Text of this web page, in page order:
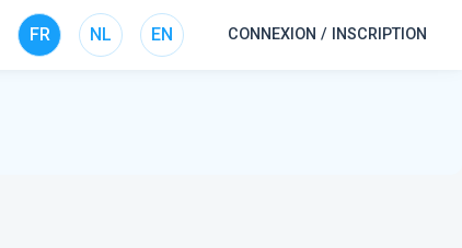
FR NL EN CONNEXION / INSCRIPTION